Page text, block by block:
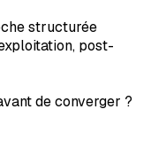
structurée
post-
de converger ?